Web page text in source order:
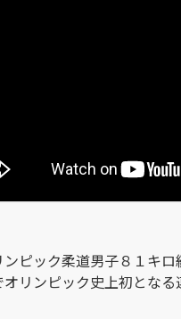
ンピック柔道男子８１キ
リンピック史上初となる